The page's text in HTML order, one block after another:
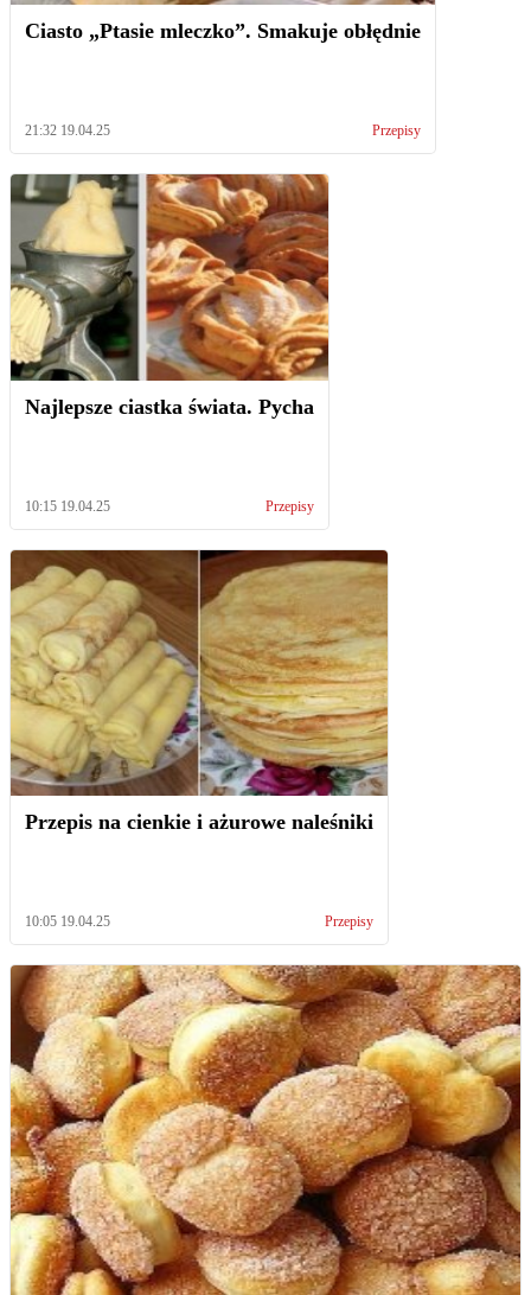
Ciasto „Ptasie mleczko”. Smakuje obłędnie
21:32 19.04.25 Przepisy
Najlepsze ciastka świata. Pycha
10:15 19.04.25 Przepisy
Przepis na cienkie i ażurowe naleśniki
10:05 19.04.25 Przepisy